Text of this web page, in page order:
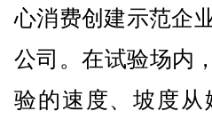
心消费创建示范企
公司。在试验场内
验的速度、坡度